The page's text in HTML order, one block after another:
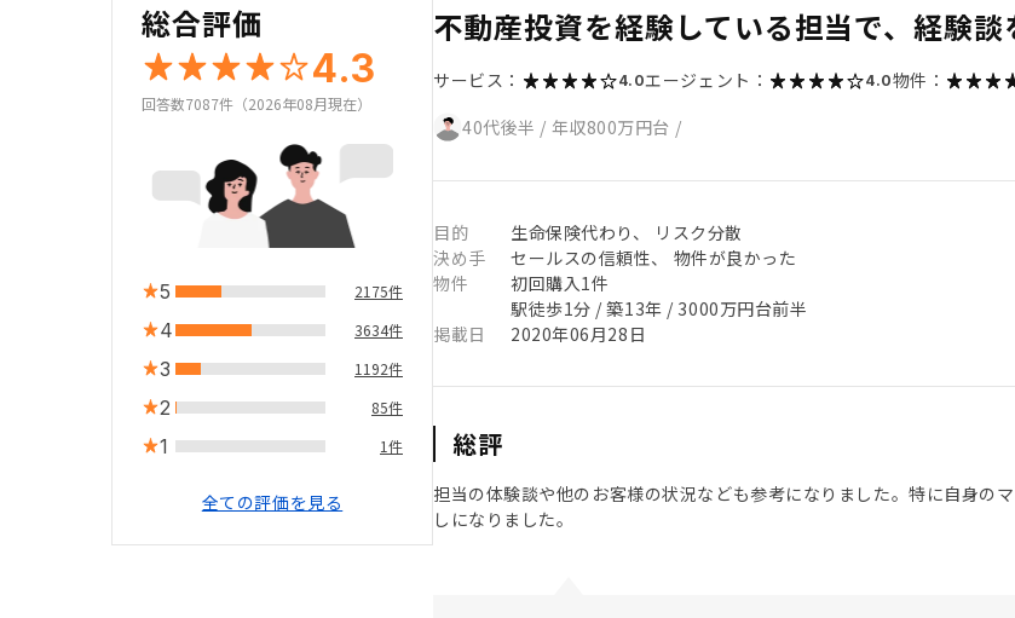
総合評価
4.3
回答数7087件（2026年08月現在）
5 2175件
4 3634件
3 1192件
2 85件
1 1件
全ての評価を見る
不動産投資を経験している担当で、経験
サービス： 4.0エージェント： 4.0物件：
40代後半 / 年収800万円台 /
目的
生命保険代わり、 リスク分散
決め手
セールスの信頼性、 物件が良かった
物件
初回購入1件
駅徒歩1分 / 築13年 / 3000万円台前半
掲載日
2020年06月28日
総評
担当の体験談や他のお客様の状況なども参考になりました。特に自身の
しになりました。